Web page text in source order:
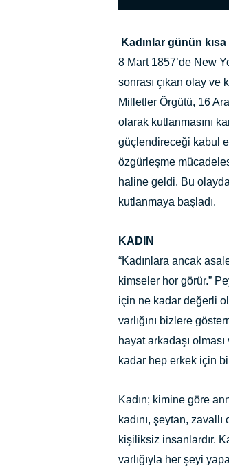
Kadınlar günün
8 Mart 1857’de New
sonrası çıkan olay ve
Milletler Örgütü, 16
olarak kutlanmasını
güçlendireceği kabul
özgürleşme
haline geldi. Bu
kutlanmaya başladı.
KADIN
“Kadınlara ancak
kimseler hor görür.”
için ne kadar değerli
varlığını bizlere
hayat arkadaşı
kadar hep erkek için
Kadın; kimine göre
kadını, şeytan,
kişiliksiz insanlardır.
varlığıyla her şeyi